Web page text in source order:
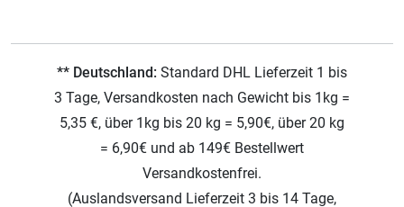
** Deutschland: Standard DHL Lieferzeit 1 bis
3 Tage, Versandkosten nach Gewicht bis 1kg =
5,35 €, über 1kg bis 20 kg = 5,90€, über 20 kg
= 6,90€ und ab 149€ Bestellwert
Versandkostenfrei.
(Auslandsversand Lieferzeit 3 bis 14 Tage,